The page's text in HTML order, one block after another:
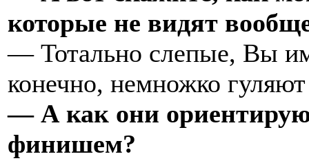
которые не видят
— Тотально слепые, Вы
конечно, немножко
— А как они
финишем?